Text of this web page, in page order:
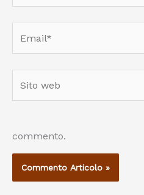
web
commento.